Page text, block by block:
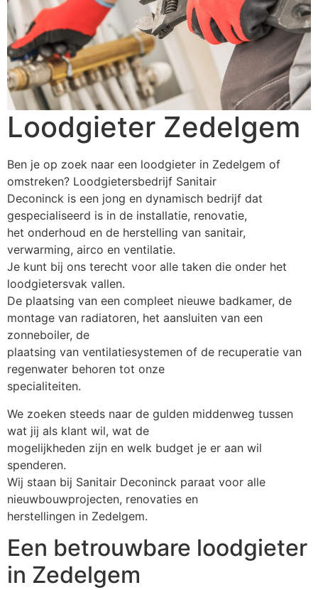
Loodgieter Zedelgem
Ben je op zoek naar een loodgieter in Zedelgem of
omstreken? Loodgietersbedrijf Sanitair
Deconinck is een jong en dynamisch bedrijf dat
gespecialiseerd is in de installatie, renovatie,
het onderhoud en de herstelling van sanitair,
verwarming, airco en ventilatie.
Je kunt bij ons terecht voor alle taken die onder het
loodgietersvak vallen.
De plaatsing van een compleet nieuwe badkamer, de
montage van radiatoren, het aansluiten van een
zonneboiler, de
plaatsing van ventilatiesystemen of de recuperatie van
regenwater behoren tot onze
specialiteiten.
We zoeken steeds naar de gulden middenweg tussen
wat jij als klant wil, wat de
mogelijkheden zijn en welk budget je er aan wil
spenderen.
Wij staan bij Sanitair Deconinck paraat voor alle
nieuwbouwprojecten, renovaties en
herstellingen in Zedelgem.
Een betrouwbare loodgieter
in Zedelgem